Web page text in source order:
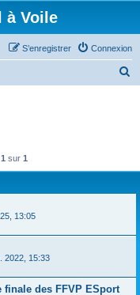
à Voile
Connexion
S’enregistrer
1 sur 1
13:05
2022, 15:33
des FFVP ESport